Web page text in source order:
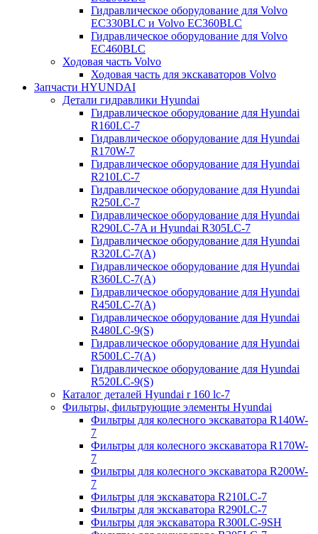
Гидравлическое оборудование для Volvo
EC330BLC и Volvo EC360BLC
Гидравлическое оборудование для Volvo
EC460BLC
Ходовая часть Volvo
Ходовая часть для экскаваторов Volvo
Запчасти HYUNDAI
Детали гидравлики Hyundai
Гидравлическое оборудование для Hyundai
R160LC-7
Гидравлическое оборудование для Hyundai
R170W-7
Гидравлическое оборудование для Hyundai
R210LC-7
Гидравлическое оборудование для Hyundai
R250LC-7
Гидравлическое оборудование для Hyundai
R290LC-7A и Hyundai R305LC-7
Гидравлическое оборудование для Hyundai
R320LC-7(A)
Гидравлическое оборудование для Hyundai
R360LC-7(A)
Гидравлическое оборудование для Hyundai
R450LC-7(A)
Гидравлическое оборудование для Hyundai
R480LC-9(S)
Гидравлическое оборудование для Hyundai
R500LC-7(A)
Гидравлическое оборудование для Hyundai
R520LC-9(S)
Каталог деталей Hyundai r 160 lc-7
Фильтры, фильтрующие элементы Hyundai
Фильтры для колесного экскаватора R140W-
7
Фильтры для колесного экскаватора R170W-
7
Фильтры для колесного экскаватора R200W-
7
Фильтры для экскаватора R210LC-7
Фильтры для экскаватора R290LC-7
Фильтры для экскаватора R300LC-9SH